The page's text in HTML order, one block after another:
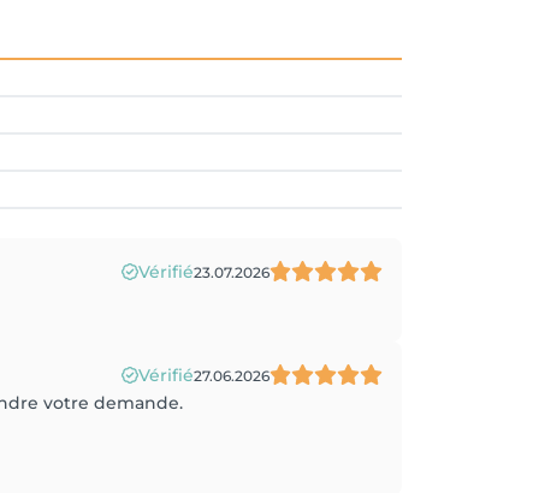
Vérifié23.07.2026
Vérifié27.06.2026
votre demande.